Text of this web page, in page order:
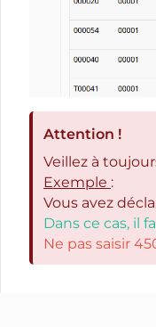
Attention !
Veillez à
Exemple :
Vous avez
Dans ce cas, il
Ne pas saisir